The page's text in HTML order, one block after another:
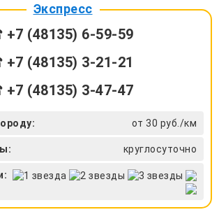
Экспресс
(48135) 6-59-59
(48135) 3-21-21
(48135) 3-47-47
от 30 руб./км
круглосуточно